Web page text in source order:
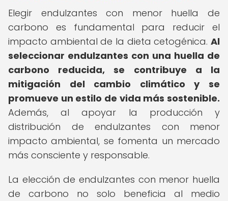
Elegir endulzantes con menor huella de
carbono es fundamental para reducir el
impacto ambiental de la dieta cetogénica. Al
seleccionar endulzantes con una huella de
carbono reducida, se contribuye a la
mitigación del cambio climático y se
promueve un estilo de vida más sostenible.
Además, al apoyar la producción y
distribución de endulzantes con menor
impacto ambiental, se fomenta un mercado
más consciente y responsable.
La elección de endulzantes con menor huella
de carbono no solo beneficia al medio